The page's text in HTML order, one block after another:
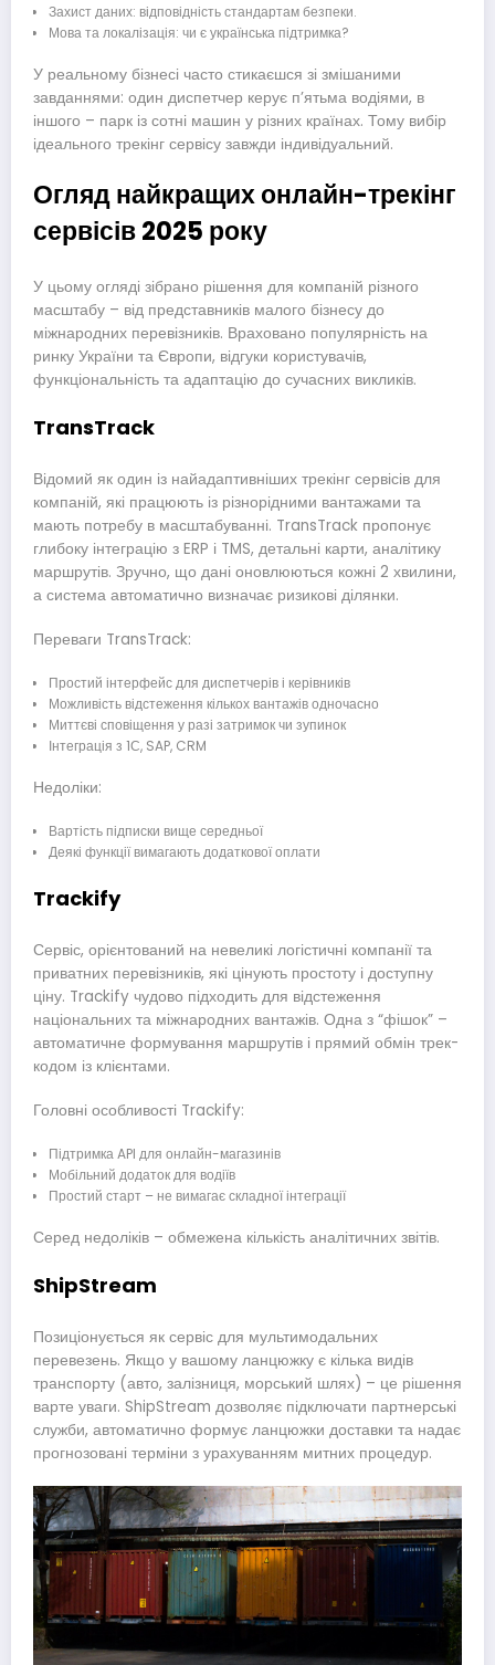
Захист даних: відповідність стандартам безпеки.
Мова та локалізація: чи є українська підтримка?
У реальному бізнесі часто стикаєшся зі змішаними
завданнями: один диспетчер керує п’ятьма водіями, в
іншого – парк із сотні машин у різних країнах. Тому вибір
ідеального трекінг сервісу завжди індивідуальний.
Огляд найкращих онлайн-трекінг
сервісів 2025 року
У цьому огляді зібрано рішення для компаній різного
масштабу – від представників малого бізнесу до
міжнародних перевізників. Враховано популярність на
ринку України та Європи, відгуки користувачів,
функціональність та адаптацію до сучасних викликів.
TransTrack
Відомий як один із найадаптивніших трекінг сервісів для
компаній, які працюють із різнорідними вантажами та
мають потребу в масштабуванні. TransTrack пропонує
глибоку інтеграцію з ERP і TMS, детальні карти, аналітику
маршрутів. Зручно, що дані оновлюються кожні 2 хвилини,
а система автоматично визначає ризикові ділянки.
Переваги TransTrack:
Простий інтерфейс для диспетчерів і керівників
Можливість відстеження кількох вантажів одночасно
Миттєві сповіщення у разі затримок чи зупинок
Інтеграція з 1С, SAP, CRM
Недоліки:
Вартість підписки вище середньої
Деякі функції вимагають додаткової оплати
Trackify
Сервіс, орієнтований на невеликі логістичні компанії та
приватних перевізників, які цінують простоту і доступну
ціну. Trackify чудово підходить для відстеження
національних та міжнародних вантажів. Одна з “фішок” –
автоматичне формування маршрутів і прямий обмін трек-
кодом із клієнтами.
Головні особливості Trackify:
Підтримка API для онлайн-магазинів
Мобільний додаток для водіїв
Простий старт – не вимагає складної інтеграції
Серед недоліків – обмежена кількість аналітичних звітів.
ShipStream
Позиціонується як сервіс для мультимодальних
перевезень. Якщо у вашому ланцюжку є кілька видів
транспорту (авто, залізниця, морський шлях) – це рішення
варте уваги. ShipStream дозволяє підключати партнерські
служби, автоматично формує ланцюжки доставки та надає
прогнозовані терміни з урахуванням митних процедур.